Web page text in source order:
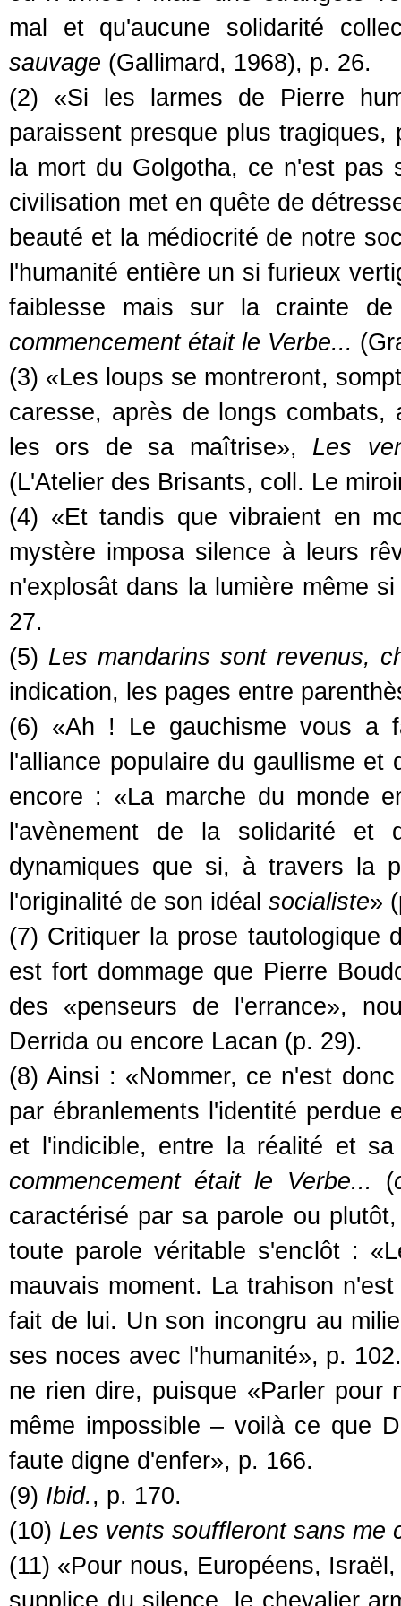
mal et qu'aucune solidarité
sauvage (Gallimard, 1968), p. 26.
(2) «Si les larmes de Pierre
paraissent presque plus
la mort du Golgotha, ce n'est pas
civilisation met en quête de
beauté et la médiocrité de notre
l'humanité entière un si furieux
faiblesse mais sur la crainte
commencement était le Verbe...
(3) «Les loups se montreront,
caresse, après de longs
les ors de sa maîtrise», Les
(L'Atelier des Brisants, coll. Le
(4) «Et tandis que vibraient en
mystère imposa silence à leurs
n'explosât dans la lumière même
27.
(5) Les mandarins sont revenus,
indication, les pages entre
(6) «Ah ! Le gauchisme vous a
l'alliance populaire du gaullisme
encore : «La marche du monde
l'avènement de la solidarité et
dynamiques que si, à travers la
l'originalité de son idéal socialiste»
(7) Critiquer la prose tautologique
est fort dommage que Pierre
des «penseurs de l'errance»,
Derrida ou encore Lacan (p. 29).
(8) Ainsi : «Nommer, ce n'est
par ébranlements l'identité perdue
et l'indicible, entre la réalité et
commencement était le Verbe...
(
caractérisé par sa parole ou
toute parole véritable s'enclôt :
mauvais moment. La trahison
fait de lui. Un son incongru au
ses noces avec l'humanité», p.
ne rien dire, puisque «Parler
même impossible – voilà ce que
faute digne d'enfer», p. 166.
(9) Ibid. , p. 170.
(10) Les vents souffleront sans me
(11) «Pour nous, Européens,